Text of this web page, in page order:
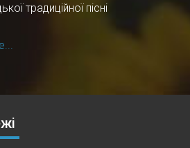
традиційної пісні